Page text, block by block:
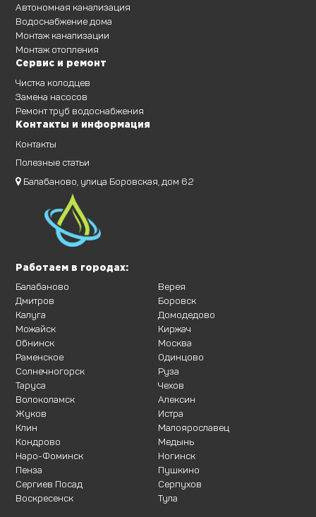
Автономная канализация
Водоснабжение дома
Монтаж канализации
Монтаж отопления
Сервис и ремонт
Чистка колодцев
Замена насосов
Ремонт труб водоснабжения
Контакты и информация
Контакты
Полезные статьи
Балабаново, улица Боровская, дом 62
Работаем в городах:
Балабаново
Дмитров
Калуга
Можайск
Обнинск
Раменское
Солнечногорск
Таруса
Верея
Боровск
Домодедово
Киржач
Москва
Одинцово
Руза
Чехов
Волоколамск
Жуков
Клин
Кондрово
Наро-Фоминск
Пенза
Сергиев Посад
Воскресенск
Алексин
Истра
Малоярославец
Медынь
Ногинск
Пушкино
Серпухов
Тула